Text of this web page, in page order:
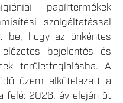
papírtermékek
szolgáltatással
be, hogy az önkéntes
előzetes bejelentés és
területfoglalásba. A
üzem elkötelezett a
felé: 2026. év elején öt